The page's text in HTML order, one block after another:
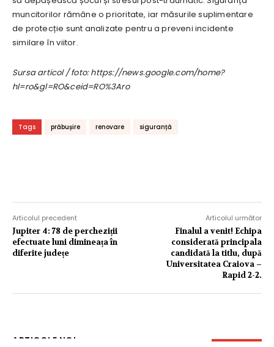
muncitorilor rămâne o prioritate, iar măsurile suplimentare
de protecție sunt analizate pentru a preveni incidente
similare în viitor.
Sursa articol / foto: https://news.google.com/home?
hl=ro&gl=RO&ceid=RO%3Aro
Tags prăbușire renovare siguranță
Articolul precedent
Jupiter 4: 78 de percheziții
efectuate luni dimineața în
diferite județe
Articolul următor
Finalul a venit! Echipa
considerată principala
candidată la titlu, după
Universitatea Craiova –
Rapid 2-2.
ARTICOLE NOI